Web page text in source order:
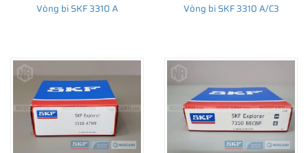
Vòng bi SKF 3310 A Vòng bi SKF 3310 A/C3